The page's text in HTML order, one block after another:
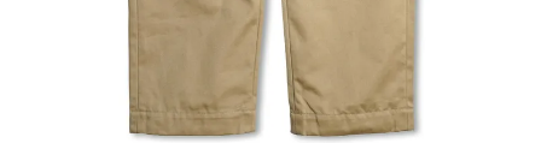
特定商取引法について